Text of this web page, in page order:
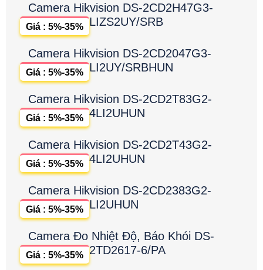
Camera Hikvision DS-2CD2H47G3-
LIZS2UY/SRB
Giá : 5%-35%
Camera Hikvision DS-2CD2047G3-
LI2UY/SRBHUN
Giá : 5%-35%
Camera Hikvision DS-2CD2T83G2-
4LI2UHUN
Giá : 5%-35%
Camera Hikvision DS-2CD2T43G2-
4LI2UHUN
Giá : 5%-35%
Camera Hikvision DS-2CD2383G2-
LI2UHUN
Giá : 5%-35%
Camera Đo Nhiệt Độ, Báo Khói DS-
2TD2617-6/PA
Giá : 5%-35%